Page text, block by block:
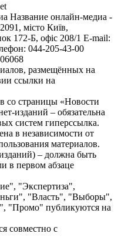
Название онлайн-медиа -
місто Київ,
Б, офіс 208/1 E-mail:
044-205-43-00
размещённых на
ссылки на
со страницы «Новости
изданий – обязательна
систем гиперссылка.
в независимости от
материалов.
– должна быть
в первом абзаце
"Экспертиза",
"Власть", "Выборы",
"Промо" публикуются на
совместно с